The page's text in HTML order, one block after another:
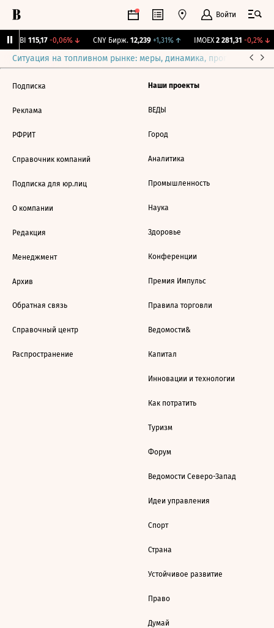
Войти
RGBI 115,17 -0,06%↓ CNY Бирж. 12,239 +1,31%↑ IMOEX 2 281,31 -0,2%↓
Ситуация на топливном рынке: меры, динамика, прогнозы
Подписка
Реклама
РФРИТ
Справочник компаний
Подписка для юр.лиц
О компании
Редакция
Менеджмент
Архив
Обратная связь
Справочный центр
Распространение
Наши проекты
ВЕДЫ
Город
Аналитика
Промышленность
Наука
Здоровье
Конференции
Премия Импульс
Правила торговли
Ведомости&
Капитал
Инновации и технологии
Как потратить
Туризм
Форум
Ведомости Северо-Запад
Идеи управления
Спорт
Страна
Устойчивое развитие
Право
Думай